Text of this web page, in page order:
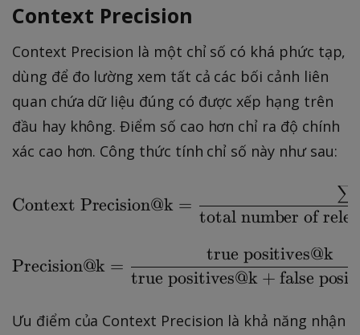
Context Precision
Context Precision là một chỉ số có khá phức tạp,
dùng để đo lường xem tất cả các bối cảnh liên
quan chứa dữ liệu đúng có được xếp hạng trên
đầu hay không. Điểm số cao hơn chỉ ra độ chính
xác cao hơn. Công thức tính chỉ số này như sau:
\text{Context
Context Precision@k =
total number of
∑
\text{Precision@k}
Precision@k =
true positives@k + false
true positives@k
Ưu điểm của Context Precision là khả năng nhận